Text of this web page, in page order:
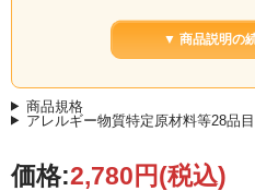
▼ 商品説明の
商品規格
アレルギー物質特定原材料等28品目
価格:2,780円(税込)